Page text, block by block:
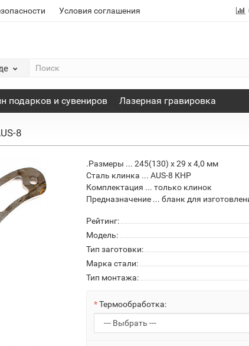
Условия соглашения
подарков и сувениров Лазерная гравировка
8
.Размеры ... 245(130) х 29 х 4,0 мм
Сталь клинка ... AUS-8 КНР
Комплектация ... только клинок
Предназначение ... бланк для
Рейтинг:
Модель:
Тип заготовки:
Марка стали:
Тип монтажа:
Термообработка: